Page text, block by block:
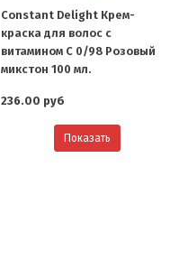
Constant Delight Крем-
краска для волос с
витамином С 0/98 Розовый
микстон 100 мл.
236.00 руб
Показать